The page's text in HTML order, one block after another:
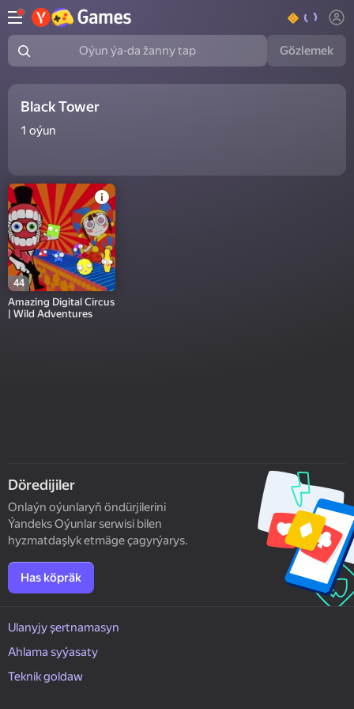
Oýun ýa-da žanny tap Gözlemek
Black Tower
1 oýun
44
Amazing Digital Circus
| Wild Adventures
Döredijiler
Onlaýn oýunlaryň öndürjilerini
Ýandeks Oýunlar serwisi bilen
hyzmatdaşlyk etmäge çagyrýarys.
Has köpräk
Ulanyjy şertnamasyn
Ahlama syýasaty
Teknik goldaw